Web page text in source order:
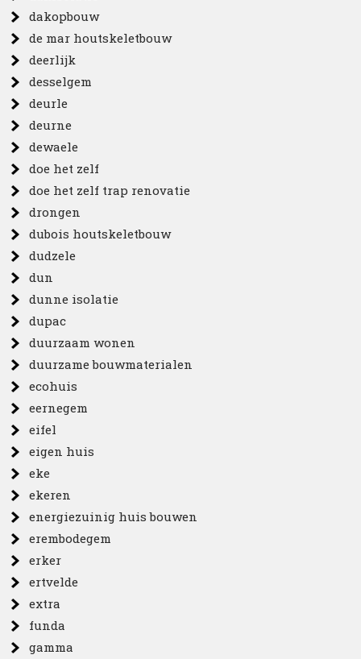
dakopbouw
de mar houtskeletbouw
deerlijk
desselgem
deurle
deurne
dewaele
doe het zelf
doe het zelf trap renovatie
drongen
dubois houtskeletbouw
dudzele
dun
dunne isolatie
dupac
duurzaam wonen
duurzame bouwmaterialen
ecohuis
eernegem
eifel
eigen huis
eke
ekeren
energiezuinig huis bouwen
erembodegem
erker
ertvelde
extra
funda
gamma